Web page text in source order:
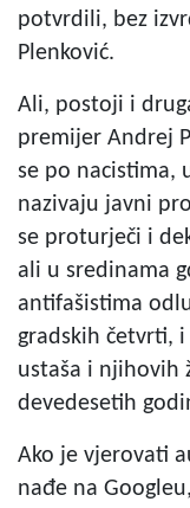
potvrdili, bez
Plenković.
Ali, postoji i
premijer Andrej
se po nacistima,
nazivaju javni
se proturječi i
ali u sredinama
antifašistima
gradskih četvrti,
ustaša i njihovih
devedesetih
Ako je vjerovati
nađe na